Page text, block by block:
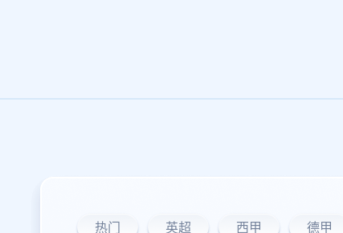
热门 英超 西甲 德甲